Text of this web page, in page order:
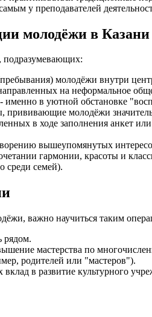
у преподавателей
молодёжи в Казани
подразумевающих:
молодёжи внутри
на неформальное
в уютной обстановке
молодёжи
в ходе заполнения анкет
вышеупомянутых
гармонии, красоты и
среди семей).
важно научиться таким
рядом.
мастерства по
родителей или "мастеров").
в развитие культурного